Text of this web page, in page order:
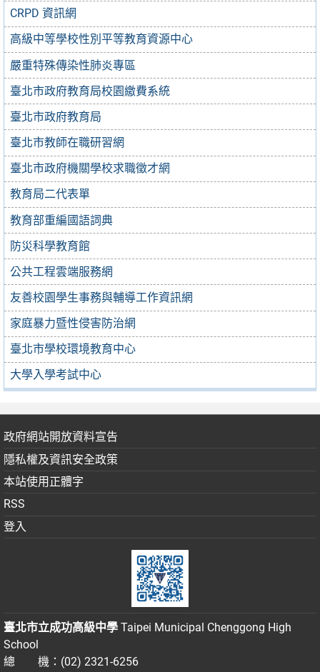
CRPD 資訊網
高級中等學校性別平等教育資源中心
嚴重特殊傳染性肺炎專區
臺北市政府教育局校園繳費系統
臺北市政府教育局
臺北市教師在職研習網
臺北市政府機關學校求職徵才網
教育局二代表單
教育部重編國語詞典
防災科學教育館
公共工程雲端服務網
友善校園學生事務與輔導工作資訊網
家庭暴力暨性侵害防治網
臺北市學校環境教育中心
大學入學考試中心
政府網站開放資料宣告
隱私權及資訊安全政策
本站使用正體字
RSS
登入
臺北市立成功高級中學 Taipei Municipal Chenggong High
School
總 機：(02) 2321-6256